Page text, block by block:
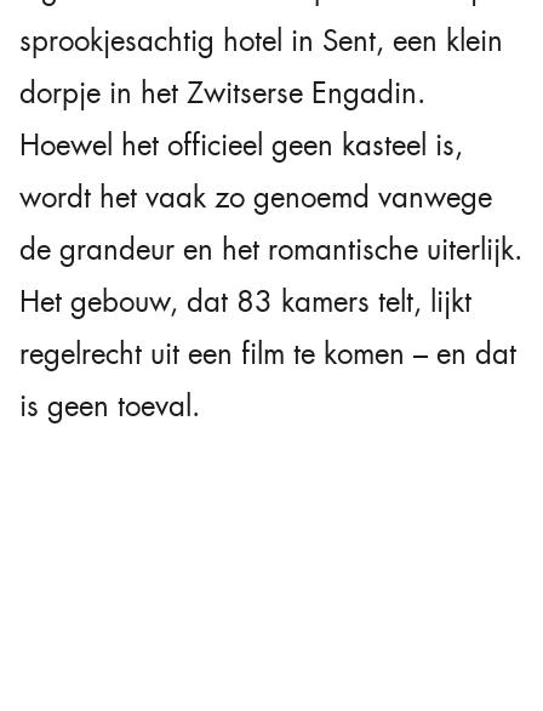
sprookjesachtig hotel in Sent, een klein
dorpje in het Zwitserse Engadin.
Hoewel het officieel geen kasteel is,
wordt het vaak zo genoemd vanwege
de grandeur en het romantische uiterlijk.
Het gebouw, dat 83 kamers telt, lijkt
regelrecht uit een film te komen – en dat
is geen toeval.